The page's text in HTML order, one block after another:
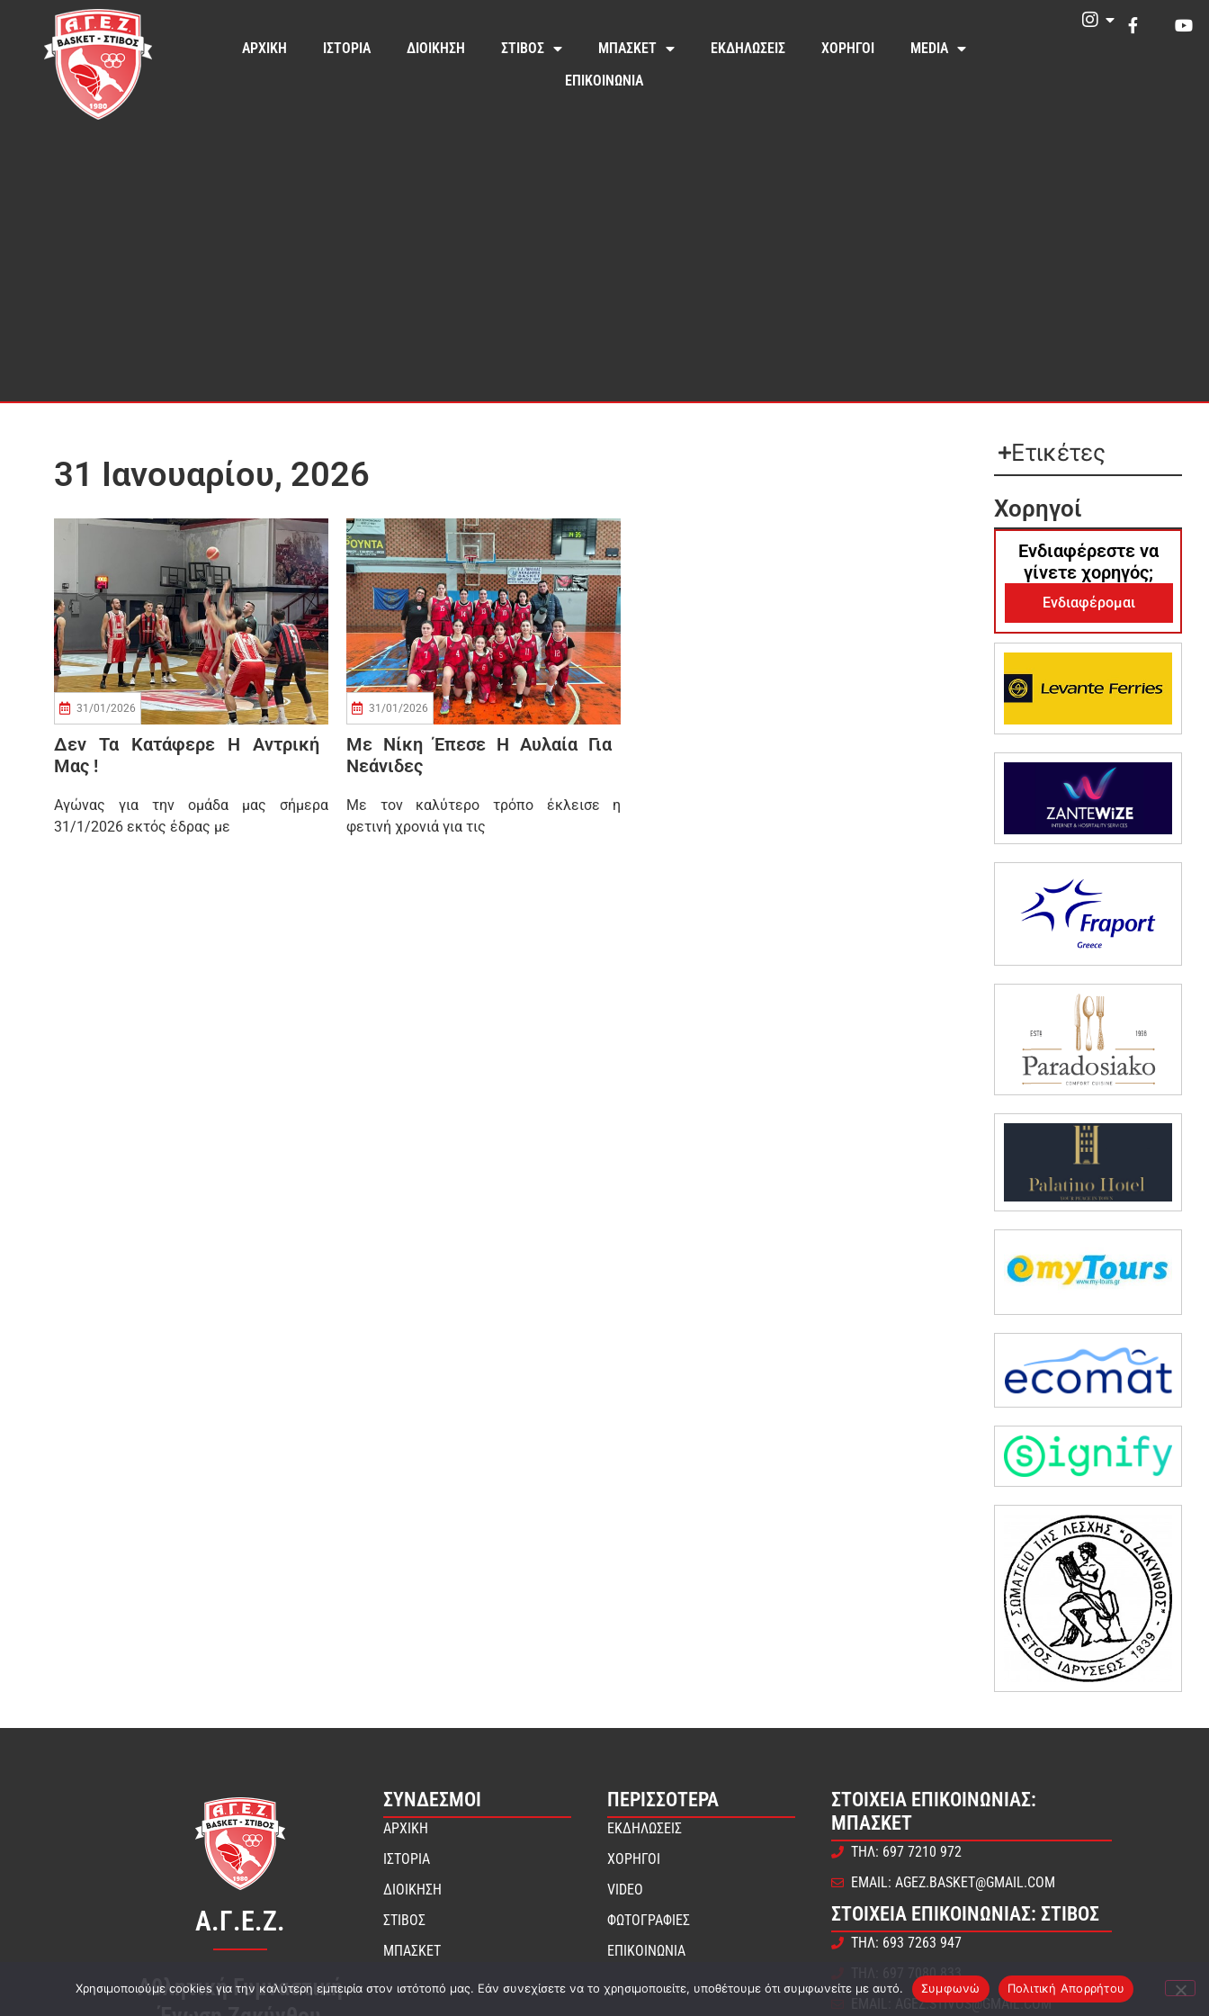
ΑΡΧΙΚΗ ΙΣΤΟΡΙΑ ΔΙΟΙΚΗΣΗ ΣΤΙΒΟΣ ΜΠΑΣΚΕΤ ΕΚΔΗΛΩΣΕΙΣ ΧΟΡΗΓΟΙ
MEDIA
ΕΠΙΚΟΙΝΩΝΙΑ
31 Ιανουαρίου, 2026
31/01/2026
Δεν Τα Κατάφερε Η Αντρική
Μας !
Αγώνας για την ομάδα μας σήμερα
31/1/2026 εκτός έδρας με
31/01/2026
Με Νίκη Έπεσε Η Αυλαία Για
Νεάνιδες
Με τον καλύτερο τρόπο έκλεισε η
φετινή χρονιά για τις
Ετικέτες
Χορηγοί
Ενδιαφέρεστε να
γίνετε χορηγός;
Ενδιαφέρομαι
Α.Γ.Ε.Ζ.
Αθλητική Γυμναστική
ΣΎΝΔΕΣΜΟΙ
ΑΡΧΙΚΗ
ΙΣΤΟΡΙΑ
ΔΙΟΙΚΗΣΗ
ΣΤΙΒΟΣ
ΜΠΑΣΚΕΤ
ΠΕΡΙΣΣΟΤΕΡΑ
ΕΚΔΗΛΩΣΕΙΣ
ΧΟΡΗΓΟΙ
VIDEO
ΦΩΤΟΓΡΑΦΙΕΣ
ΕΠΙΚΟΙΝΩΝΙΑ
ΣΤΟΙΧΕΊΑ ΕΠΙΚΟΙΝΩΝΊΑΣ:
ΜΠΆΣΚΕΤ
ΤΗΛ: 697 7210 972
EMAIL: AGEZ.BASKET@GMAIL.COM
ΣΤΟΙΧΕΊΑ ΕΠΙΚΟΙΝΩΝΊΑΣ: ΣΤΊΒΟΣ
ΤΗΛ: 693 7263 947
ΤΗΛ: 697 7080 833
EMAIL: AGEZ.STIVOS@GMAIL.COM
Χρησιμοποιούμε cookies για την καλύτερη εμπειρία στον ιστότοπό μας. Εάν συνεχίσετε να το χρησιμοποιείτε, υποθέτουμε ότι συμφωνείτε με αυτό. Συμφωνώ Πολιτική Απορρήτου